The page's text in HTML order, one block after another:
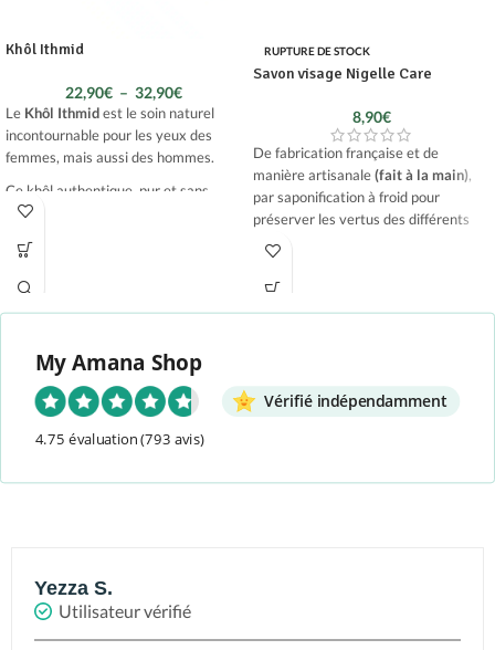
Khôl Ithmid
22,90€ – 32,90€
Le Khôl Ithmid est le soin naturel
incontournable pour les yeux des
femmes, mais aussi des hommes.
Ce khôl authentique, pur et sans
compromis est un produit ancestral
propriétés exceptionnelles. Issu d’une
pierre minérale naturelle appelée
dépourvue d’additifs, de plomb ou de
substances chimiques.
vérifiés : sans doute le meilleur khol
RUPTURE DE STOCK
Savon visage Nigelle Care
8,90€
De fabrication française et de
manière artisanale (fait à la main),
par saponification à froid pour
préserver les vertus des différents
composants, toutes les matières
l’agriculture biologique
Le secret de ce savon pour le visage
apporte toutes ses vertus pourune
peau hydratée et belle.
My Amana Shop
Vérifié indépendamment
4.75 évaluation(793 avis)
Yezza S.
Utilisateur vérifié